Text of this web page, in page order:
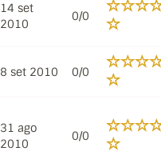
14 set
2010
0/0
8 set 2010 0/0
31 ago
2010
0/0